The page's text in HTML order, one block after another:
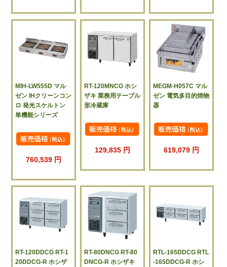
MIH-LW555D マル
ゼン IHクリーンコン
ロ 発光スケルトン
単機能シリーズ
760,539 円
RT-120MNCG ホシ
ザキ 業務用テーブル
形冷蔵庫
129,835 円
MEGM-H057C マル
ゼン 電気多目的焼物
器
619,079 円
RT-120DDCG RT-1
20DDCG-R ホシザ
RT-80DNCG RT-80
DNCG-R ホシザキ
RTL-165DDCG RTL
-165DDCG-R ホシ